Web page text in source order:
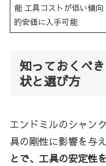
能 工具コストが低い傾向
的安価に入手可能
知っておくべ
状と選び方
エンドミルのシャン
具の剛性に影響を与え
とで、工具の安定性